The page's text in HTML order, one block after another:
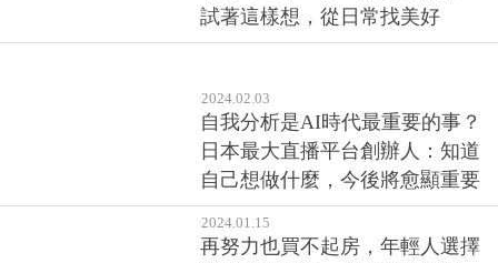
試著這樣想，從日常找美好
2024.02.03
自我分析是AI時代最重要的事？
日本最大直播平台創辦人：知道
自己想做什麼，今後將愈顯重要
2024.01.15
再努力也買不起房，年輕人選擇